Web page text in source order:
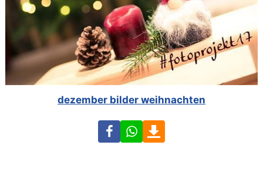
dezember bilder weihnachten
FacebookWhatsApp